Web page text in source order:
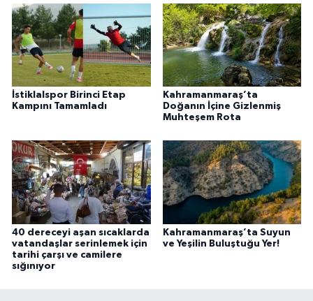
İstiklalspor Birinci Etap
Kampını Tamamladı
Kahramanmaraş’ta
Doğanın İçine Gizlenmiş
Muhteşem Rota
40 dereceyi aşan sıcaklarda
vatandaşlar serinlemek için
tarihi çarşı ve camilere
sığınıyor
Kahramanmaraş’ta Suyun
ve Yeşilin Buluştuğu Yer!